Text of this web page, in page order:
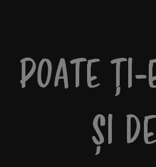
POATE ȚI-
ȘI